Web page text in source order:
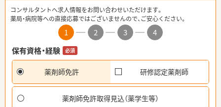
コンサルタントへ求人情報をお問い合わせいただけます。
薬局・病院等への直接応募ではございませんので、ご安心ください。
1 2 3
4
保有資格・経験
必須
薬剤師免許 研修認定薬剤師
薬剤師免許取得見込（薬学生等）